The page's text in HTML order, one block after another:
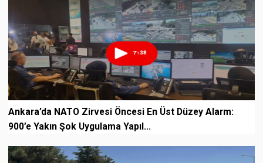
Ankara’da NATO Zirvesi Öncesi En Üst Düzey Alarm:
900’e Yakın Şok Uygulama Yapıl...